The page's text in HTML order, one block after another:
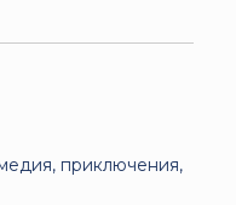
приключения,